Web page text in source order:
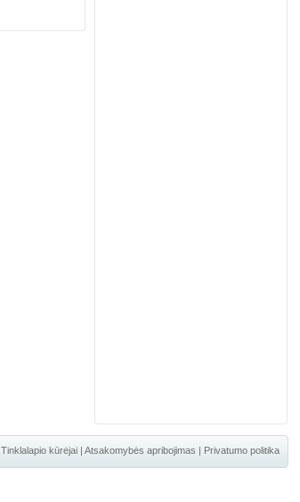
Tinklalapio kūrėjai| Atsakomybės apribojimas | Privatumo politika